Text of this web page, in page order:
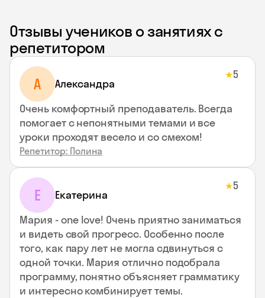
Отзывы учеников о занятиях с
репетитором
A Aлександра
★5
Очень комфортный преподаватель. Всегда
помогает с непонятными темами и все
уроки проходят весело и со смехом!
Репетитор: Полина
Е Екатерина
★5
Мария - one love! Очень приятно заниматься
и видеть свой прогресс. Особенно после
того, как пару лет не могла сдвинуться с
одной точки. Мария отлично подобрала
программу, понятно объясняет грамматику
и интересно комбинирует темы.